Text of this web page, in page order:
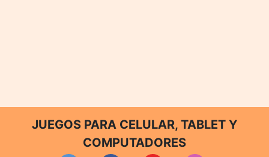
JUEGOS PARA CELULAR, TABLET Y
COMPUTADORES